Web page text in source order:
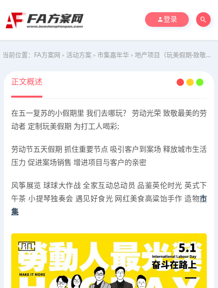
登录
当前位置： FA方案网 > 活动方案 > 市集嘉年华 > 地产项目（玩美假期·致敬劳动者）五一劳动节系列暖场活动策划方案-32P
正文概述
在五一复苏的小假期里 我们去哪玩？ 劳动光荣 致敬最美的劳
动者 定制玩美假期 为打工人喝彩;
劳动节五天假期 抓住重要节点 吸引客户到案场 释放城市生活
压力 促进案场销售 增进项目与客户的亲密
风筝展览 球球大作战 全家互动总动员 品鉴英伦时光 英式下
午茶 小提琴独奏会 遇见好食光 网红美食高粱饴手作 造物市
集